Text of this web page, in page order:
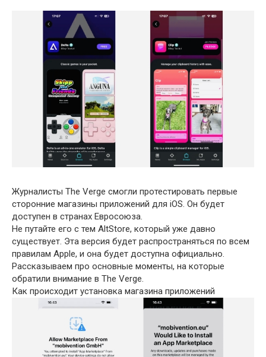
Журналисты The Verge смогли протестировать первые
сторонние магазины приложений для iOS. Он будет
доступен в странах Евросоюза.
Не путайте его с тем AltStore, который уже давно
существует. Эта версия будет распространяться по всем
правилам Apple, и она будет доступна официально.
Рассказываем про основные моменты, на которые
обратили внимание в The Verge.
Как происходит установка магазина приложений